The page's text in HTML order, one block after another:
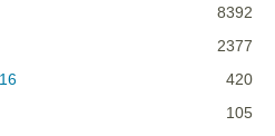
8392
2377
420
105